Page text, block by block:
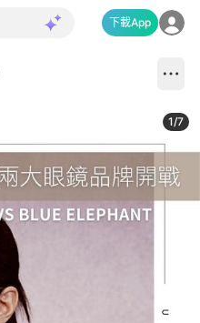
下載App
1/7